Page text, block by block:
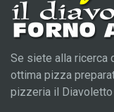
Se siete alla ricerca
ottima pizza
pizzeria il Diavoletto